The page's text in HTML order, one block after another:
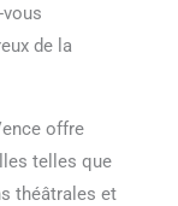
de la
offre
telles que
théâtrales et